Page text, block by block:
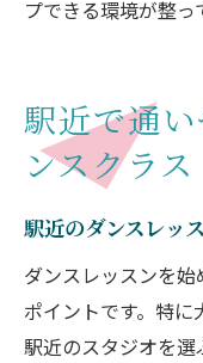
プできる環境が整っ
駅近で通
ンスクラス
駅近のダンスレッ
ダンスレッスンを
ポイントです。特に
駅近のスタジオを